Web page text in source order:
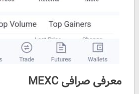
معرفی صرافی MEXC